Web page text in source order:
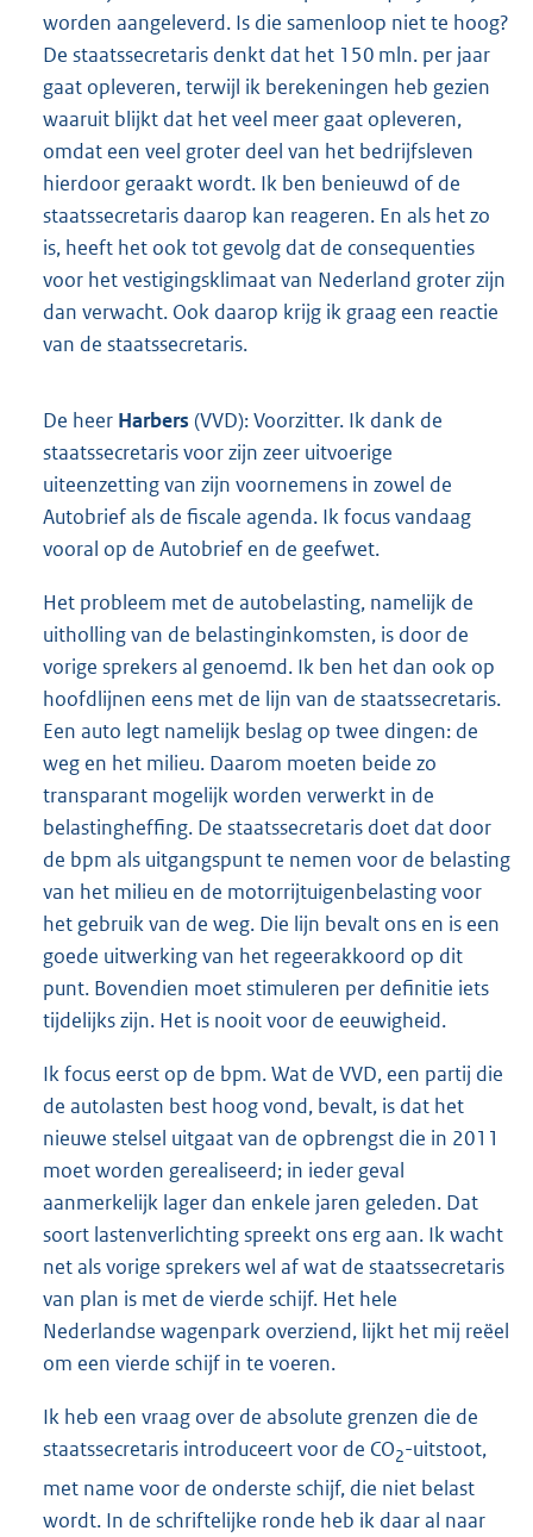
worden aangeleverd. Is die samenloop niet te hoog?
De staatssecretaris denkt dat het 150 mln. per jaar
gaat opleveren, terwijl ik berekeningen heb gezien
waaruit blijkt dat het veel meer gaat opleveren,
omdat een veel groter deel van het bedrijfsleven
hierdoor geraakt wordt. Ik ben benieuwd of de
staatssecretaris daarop kan reageren. En als het zo
is, heeft het ook tot gevolg dat de consequenties
voor het vestigingsklimaat van Nederland groter zijn
dan verwacht. Ook daarop krijg ik graag een reactie
van de staatssecretaris.
De heer Harbers (VVD): Voorzitter. Ik dank de
staatssecretaris voor zijn zeer uitvoerige
uiteenzetting van zijn voornemens in zowel de
Autobrief als de fiscale agenda. Ik focus vandaag
vooral op de Autobrief en de geefwet.
Het probleem met de autobelasting, namelijk de
uitholling van de belastinginkomsten, is door de
vorige sprekers al genoemd. Ik ben het dan ook op
hoofdlijnen eens met de lijn van de staatssecretaris.
Een auto legt namelijk beslag op twee dingen: de
weg en het milieu. Daarom moeten beide zo
transparant mogelijk worden verwerkt in de
belastingheffing. De staatssecretaris doet dat door
de bpm als uitgangspunt te nemen voor de belasting
van het milieu en de motorrijtuigenbelasting voor
het gebruik van de weg. Die lijn bevalt ons en is een
goede uitwerking van het regeerakkoord op dit
punt. Bovendien moet stimuleren per definitie iets
tijdelijks zijn. Het is nooit voor de eeuwigheid.
Ik focus eerst op de bpm. Wat de VVD, een partij die
de autolasten best hoog vond, bevalt, is dat het
nieuwe stelsel uitgaat van de opbrengst die in 2011
moet worden gerealiseerd; in ieder geval
aanmerkelijk lager dan enkele jaren geleden. Dat
soort lastenverlichting spreekt ons erg aan. Ik wacht
net als vorige sprekers wel af wat de staatssecretaris
van plan is met de vierde schijf. Het hele
Nederlandse wagenpark overziend, lijkt het mij reëel
om een vierde schijf in te voeren.
Ik heb een vraag over de absolute grenzen die de
staatssecretaris introduceert voor de CO2-uitstoot,
met name voor de onderste schijf, die niet belast
wordt. In de schriftelijke ronde heb ik daar al naar